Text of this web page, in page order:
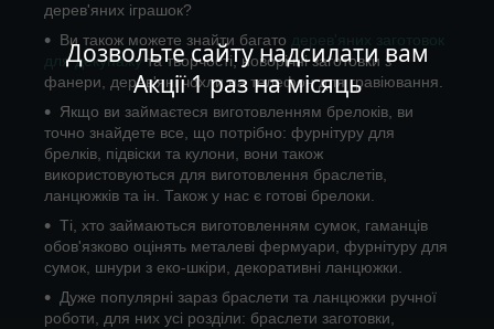
Дозвольте сайту надсилати вам
Акції 1 раз на місяць
дерев'яних іграшок?
Ви також можете знайти багато
для декупажута творчості, новорічні заготовки з
фанери, дерев'яні чохли на телефон для гравіювання.
Якщо ви займаєтеся виготовленням брелоків, ви
точно знайдете все, що потрібно: фурнітуру для
брелків, підвіски та кулони, вони також
використовуються для виготовлення браслетів,
ланцюжків та ін. Також у нас є готові брелоки.
Ті, хто займаються виготовленням сумок, гаманців
обов'язково оцінять металеві фермуари, фурнітуру для
сумок, шнури з еко-шкіри, декоративні ланцюжки.
Дуже популярні зараз браслети та ланцюжки ручної
роботи, для них усі розділи: браслети заготовки,